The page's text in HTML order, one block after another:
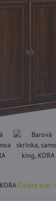
Čítajte viac